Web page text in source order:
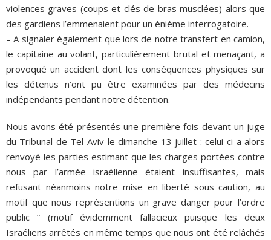
violences graves (coups et clés de bras musclées) alors que
des gardiens l’emmenaient pour un énième interrogatoire.
– A signaler également que lors de notre transfert en camion,
le capitaine au volant, particulièrement brutal et menaçant, a
provoqué un accident dont les conséquences physiques sur
les détenus n’ont pu être examinées par des médecins
indépendants pendant notre détention.
Nous avons été présentés une première fois devant un juge
du Tribunal de Tel-Aviv le dimanche 13 juillet : celui-ci a alors
renvoyé les parties estimant que les charges portées contre
nous par l’armée israélienne étaient insuffisantes, mais
refusant néanmoins notre mise en liberté sous caution, au
motif que nous représentions un grave danger pour l’ordre
public ” (motif évidemment fallacieux puisque les deux
Israéliens arrêtés en même temps que nous ont été relâchés